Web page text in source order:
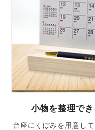
小物を整理で
台座にくぼみを用意し